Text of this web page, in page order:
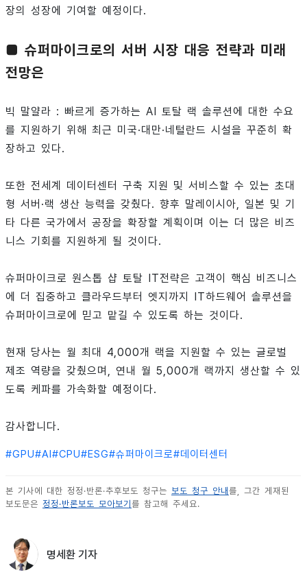
장의 성장에 기여할 예정이다.
■ 슈퍼마이크로의 서버 시장 대응 전략과 미래
전망은
빅 말얄라 : 빠르게 증가하는 AI 토탈 랙 솔루션에 대한 수요
를 지원하기 위해 최근 미국·대만·네털란드 시설을 꾸준히 확
장하고 있다.
또한 전세계 데이터센터 구축 지원 및 서비스할 수 있는 초대
형 서버·랙 생산 능력을 갖췄다. 향후 말레이시아, 일본 및 기
타 다른 국가에서 공장을 확장할 계획이며 이는 더 많은 비즈
니스 기회를 지원하게 될 것이다.
슈퍼마이크로 원스톱 샵 토탈 IT전략은 고객이 핵심 비즈니스
에 더 집중하고 클라우드부터 엣지까지 IT하드웨어 솔루션을
슈퍼마이크로에 믿고 맡길 수 있도록 하는 것이다.
현재 당사는 월 최대 4,000개 랙을 지원할 수 있는 글로벌
제조 역량을 갖췄으며, 연내 월 5,000개 랙까지 생산할 수 있
도록 케파를 가속화할 예정이다.
감사합니다.
#GPU#AI #CPU#ESG#슈퍼마이크로#데이터센터
본 기사에 대한 정정·반론·추후보도 청구는 보도 청구 안내 를, 그간 게재된
보도문은 정정·반론보도 모아보기 를 참고해 주세요.
명세환 기자